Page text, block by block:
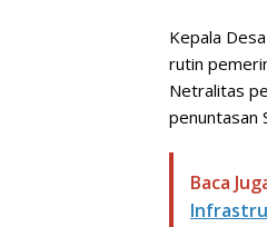
Kepala
rutin
Netralitas
penuntasan
Baca